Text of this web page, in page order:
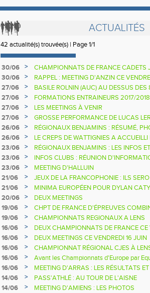
ACTUALITÉS
42 actualité(s) trouvée(s) | Page 1/1
30/06 >
CHAMPIONNATS DE FRANCE CADETS
WEEK-END
30/06 >
RAPPEL : MEETING D'ANZIN CE
27/06
>
BASILE ROLNIN (AUC) AU DESSUS
27/06
>
FORMATIONS ENTRAINEURS 2017/2018
27/06
>
LES MEETINGS À VENIR
27/06
>
GROSSE PERFORMANCE DE LUCAS
26/06
>
RÉGIONAUX BENJAMINS : RÉSUMÉ,
26/06
>
LE CREPS DE WATTIGNIES A
23/06
>
RÉGIONAUX BENJAMINS : LES INFOS
CONCOURS
23/06 >
INFOS CLUBS : RÉUNION
23/06
>
MEETING D'HALLUIN
21/06
>
JEUX DE LA FRANCOPHONIE : ILS
FRANCE DU VOYAGE
21/06 >
MINIMA EUROPÉEN POUR DYLAN CATY
20/06
>
DEUX MEETINGS
19/06
>
CHPT DE FRANCE D'ÉPREUVES
MÉDAILLE POUR LA LIGUE
19/06 >
CHAMPIONNATS REGIONAUX A LENS
16/06
>
DEUX CHAMPIONNATS DE FRANCE CE
16/06
>
DEUX MEETINGS CE VENDREDI 16 JUIN
16/06
>
CHAMPIONNAT RÉGIONAL CJES À
16/06
>
Avant les Championnats d'Europe par
au rythme de l’European Kid Stadium !
16/06 >
MEETING D'ARRAS : LES RÉSULTATS
14/06
>
PASS'ATHLÉ : AU TOUR DE L'AISNE
14/06
>
MEETING D'AMIENS : LES PHOTOS